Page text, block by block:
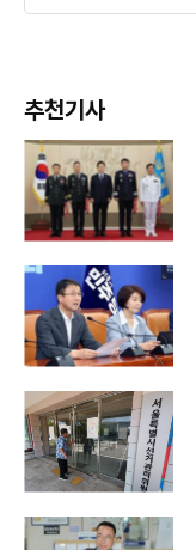
추천기사